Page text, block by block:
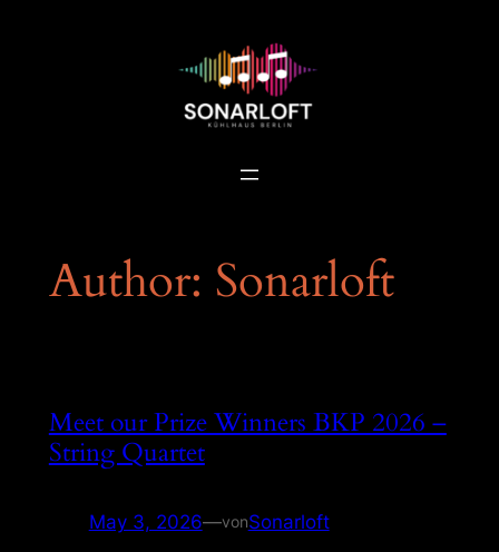
Author: Sonarloft
Meet our Prize Winners BKP 2026 –
String Quartet
May 3, 2026—vonSonarloft